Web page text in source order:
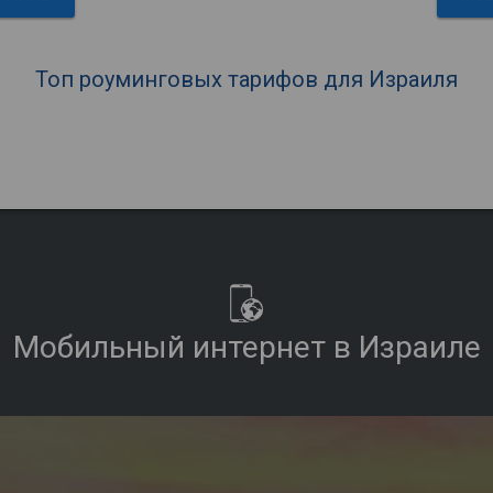
Топ роуминговых тарифов для Израиля
Мобильный интернет в Израиле